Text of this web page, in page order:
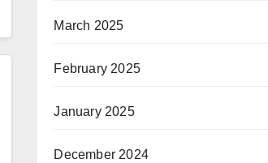
March 2025
February 2025
January 2025
December 2024